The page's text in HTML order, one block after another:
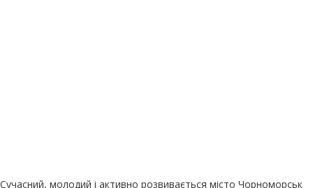
Сучасний, молодий і активно розвивається місто Чорноморськ